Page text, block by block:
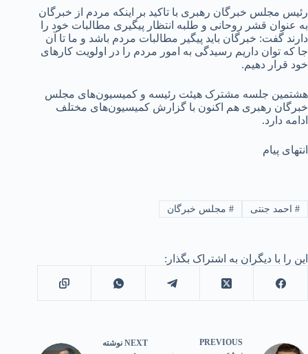
رئیس مجلس خبرگان رهبری با تاکید بر اینکه مردم از خبرگان
به عنوان قشر روحانی و طلبه انتظار پیگیری مطالبات خود را
دارند گفت: خبرگان باید پیگیر مطالبات مردم باشد و ما تا آن
جا که توان داریم رسیدگی به امور مردم را در اولویت کارهای
خود قرار دهیم.
هشتمین جلسه مشترک هیئت رئیسه و کمیسیون‌های مجلس
خبرگان رهبری هم اکنون با گزارش کمیسیون‌های مختلف
ادامه دارد.
انتهای پیام
#احمد جنتی #مجلس خبرگان
این را با دیگران به اشتراک بگذار:
PREVIOUS
NEXT نوشته